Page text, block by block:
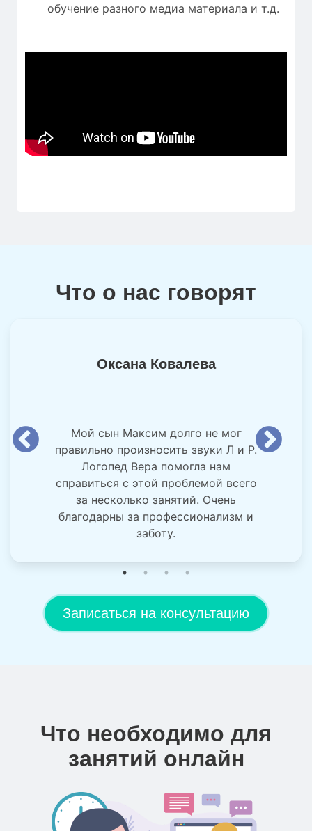
обучение разного медиа материала и т.д.
Что о нас говорят
Оксана Ковалева
Мой сын Максим долго не мог
правильно произносить звуки Л и Р.
Логопед Вера помогла нам
справиться с этой проблемой всего
за несколько занятий. Очень
благодарны за профессионализм и
заботу.
Записаться на консультацию
Что необходимо для
занятий онлайн